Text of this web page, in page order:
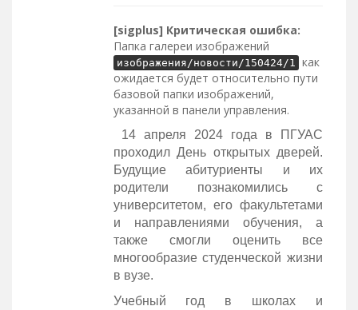
[sigplus] Критическая ошибка:
Папка галереи изображений
изображения/новости/150424/1 как
ожидается будет относительно пути
базовой папки изображений,
указанной в панели управления.
14 апреля 2024 года в ПГУАС
проходил День открытых дверей.
Будущие абитуриенты и их
родители познакомились с
университетом, его факультетами
и направлениями обучения, а
также смогли оценить все
многообразие студенческой жизни
в вузе.
Учебный год в школах и